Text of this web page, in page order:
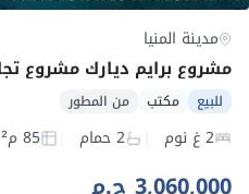
مدينة المنيا
للبيع مكتب من المطور
2 غ نوم 2 حمام 85 م²